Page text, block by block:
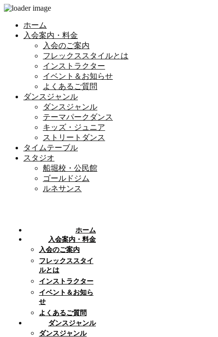
ホーム
入会案内・料金
入会のご案内
フレックススタイルとは
インストラクター
イベント＆お知らせ
よくあるご質問
ダンスジャンル
ダンスジャンル
テーマパークダンス
キッズ・ジュニア
ストリートダンス
タイムテーブル
スタジオ
船堀校・公民館
ゴールドジム
ルネサンス
ホーム
入会案内・料金
入会のご案内
フレックススタイ
ルとは
インストラクター
イベント＆お知ら
せ
よくあるご質問
ダンスジャンル
ダンスジャンル